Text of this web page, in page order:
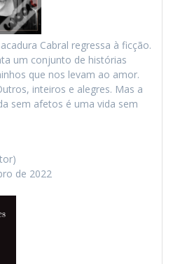
Cabral regressa à ficção.
um conjunto de histórias
que nos levam ao amor.
inteiros e alegres. Mas a
sem afetos é uma vida sem
de 2022